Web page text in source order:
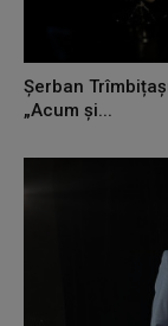
Șerban
„Acum și...